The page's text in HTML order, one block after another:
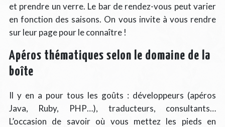
et prendre un verre. Le bar de rendez-vous peut varier
en fonction des saisons. On vous invite à vous rendre
sur leur page pour le connaître !
Apéros thématiques selon le domaine de la
boîte
Il y en a pour tous les goûts : développeurs (apéros
Java, Ruby, PHP…), traducteurs, consultants…
L’occasion de savoir où vous mettez les pieds en